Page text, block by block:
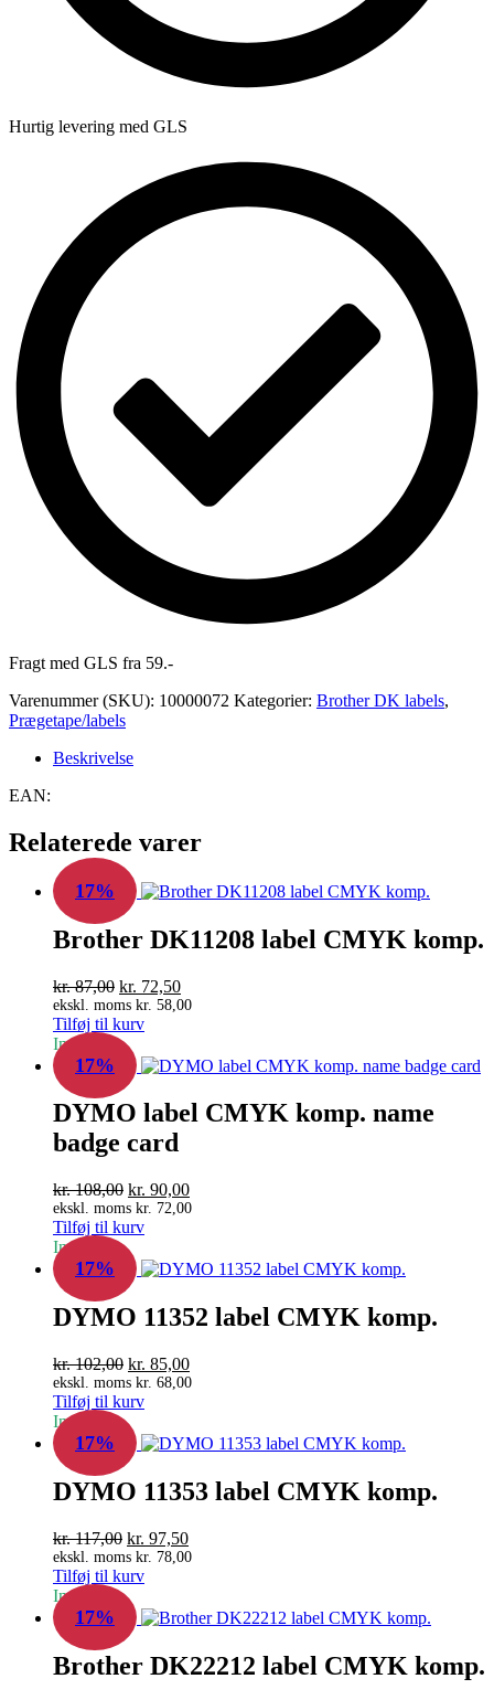
Hurtig levering med GLS
Fragt med GLS fra 59.-
Varenummer (SKU): 10000072 Kategorier: Brother DK labels,
Prægetape/labels
Beskrivelse
EAN:
Relaterede varer
17%
Brother DK11208 label CMYK komp.
kr.87,00 Den
oprindelige
pris
var:
kr. 87,00.
kr. 72,50Den
aktuelle
kr. 72,50.
ekskl. moms kr. 58,00
Tilføj til kurv
In Stock
17%
DYMO label CMYK komp. name
badge card
kr.108,00 Den
oprindelige
pris
var:
kr. 108,00.
kr. 90,00Den
aktuelle
kr. 90,00.
ekskl. moms kr. 72,00
Tilføj til kurv
In Stock
17%
DYMO 11352 label CMYK komp.
kr.102,00 Den
oprindelige
pris
var:
kr. 102,00.
kr. 85,00Den
aktuelle
kr. 85,00.
ekskl. moms kr. 68,00
Tilføj til kurv
In Stock
17%
DYMO 11353 label CMYK komp.
kr.117,00 Den
oprindelige
pris
var:
kr. 117,00.
kr. 97,50Den
aktuelle
kr. 97,50.
ekskl. moms kr. 78,00
Tilføj til kurv
In Stock
17%
Brother DK22212 label CMYK komp.